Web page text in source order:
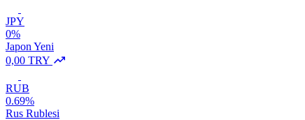
JPY
0%
Japon Yeni
0,00 TRY
RUB
0.69%
Rus Rublesi